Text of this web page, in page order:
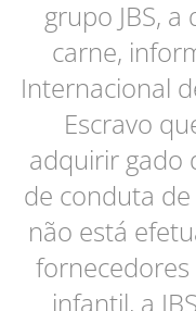
grupo JBS,
carne,
Internacional
Escravo
adquirir gado
de conduta
não está
infantil, a